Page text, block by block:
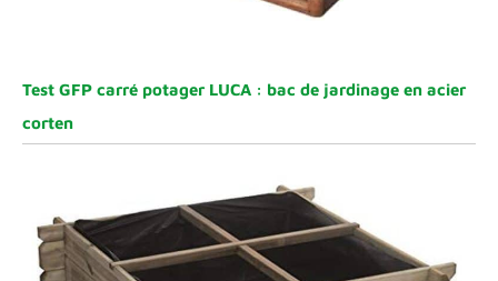
Test GFP carré potager LUCA : bac de jardinage en acier
corten